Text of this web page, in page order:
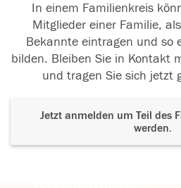
In einem Familienkreis
Mitglieder einer Familie,
Bekannte eintragen und so
bilden. Bleiben Sie in Kontakt
und tragen Sie sich jetzt
Jetzt anmelden um Teil des
werden.